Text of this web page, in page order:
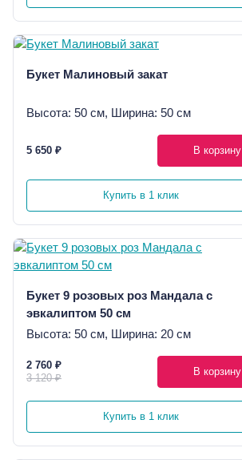
Букет Малиновый закат
Высота: 50 см, Ширина: 50 см
5 650 ₽ В корзину
Купить в 1 клик
Букет 9 розовых роз Мандала с
эвкалиптом 50 см
Высота: 50 см, Ширина: 20 см
2 760 ₽
3 120 ₽
В корзину
Купить в 1 клик